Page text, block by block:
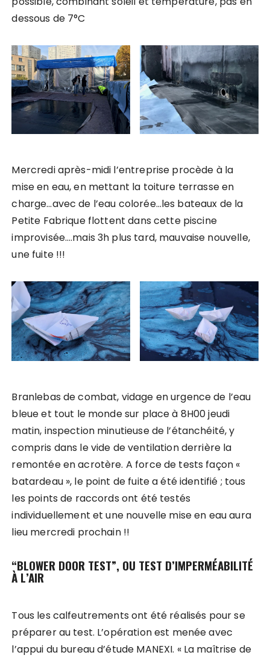
dessous de 7°C
Mercredi après-midi l’entreprise procède à la
mise en eau, en mettant la toiture terrasse en
charge…avec de l’eau colorée…les bateaux de la
Petite Fabrique flottent dans cette piscine
improvisée….mais 3h plus tard, mauvaise nouvelle,
une fuite !!!
Branlebas de combat, vidage en urgence de l’eau
bleue et tout le monde sur place à 8H00 jeudi
matin, inspection minutieuse de l’étanchéité, y
compris dans le vide de ventilation derrière la
remontée en acrotère. A force de tests façon «
batardeau », le point de fuite a été identifié ; tous
les points de raccords ont été testés
individuellement et une nouvelle mise en eau aura
lieu mercredi prochain !!
“BLOWER DOOR TEST”, OU TEST D’IMPERMÉABILITÉ
À L’AIR
Tous les calfeutrements ont été réalisés pour se
préparer au test. L’opération est menée avec
l’appui du bureau d’étude MANEXI. « La maîtrise de